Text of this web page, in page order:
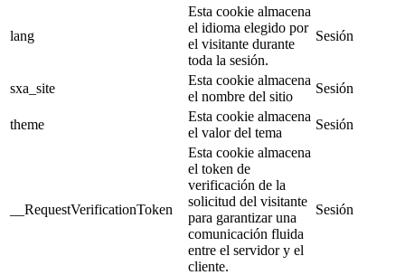
lang
Esta cookie almacena
el idioma elegido por
el visitante durante
toda la sesión.
Sesión
sxa_site
Esta cookie almacena
el nombre del sitio
Sesión
theme
Esta cookie almacena
el valor del tema
Sesión
__RequestVerificationToken
Esta cookie almacena
el token de
verificación de la
solicitud del visitante
para garantizar una
comunicación fluida
entre el servidor y el
cliente.
Sesión